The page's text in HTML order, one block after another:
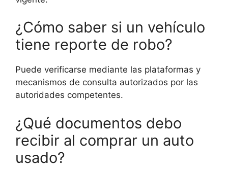
¿Cómo saber si un vehículo
tiene reporte de robo?
Puede verificarse mediante las plataformas y
mecanismos de consulta autorizados por las
autoridades competentes.
¿Qué documentos debo
recibir al comprar un auto
usado?